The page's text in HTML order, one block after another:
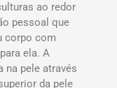
ao redor
pessoal que
corpo com
ela. A
na pele através
da pele